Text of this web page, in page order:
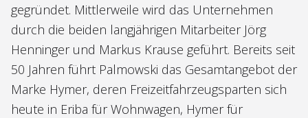
gegründet. Mittlerweile wird das Unternehmen
durch die beiden langjährigen Mitarbeiter Jörg
Henninger und Markus Krause geführt. Bereits seit
50 Jahren führt Palmowski das Gesamtangebot der
Marke Hymer, deren Freizeitfahrzeugsparten sich
heute in Eriba für Wohnwagen, Hymer für